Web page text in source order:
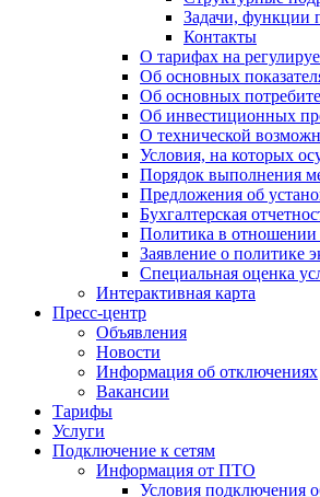
Задачи, функции
Контакты
О тарифах на
Об основных
Об основных
Об инвестиционных
О технической
Условия, на которых
Порядок выполнения
Предложения об
Бухгалтерская
Политика в отношении
Заявление о
Специальная оценка
Интерактивная карта
Пресс-центр
Объявления
Новости
Информация об отключениях
Вакансии
Тарифы
Услуги
Подключение к сетям
Информация от ПТО
Условия подключения